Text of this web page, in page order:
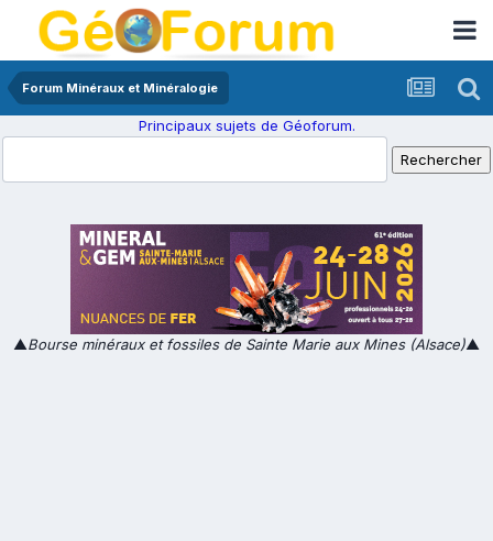
Forum Minéraux et Minéralogie
Principaux sujets de Géoforum.
▲Bourse minéraux et fossiles de Sainte Marie aux Mines (Alsace)▲